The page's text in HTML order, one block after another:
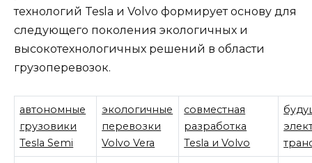
технологий Tesla и Volvo формирует основу для
следующего поколения экологичных и
высокотехнологичных решений в области
грузоперевозок.
автономные
грузовики
Tesla Semi
экологичные
перевозки
Volvo Vera
совместная
разработка
Tesla и Volvo